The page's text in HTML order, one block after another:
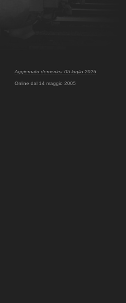
Aggiornato domenica 05 luglio 2026
Online dal 14 maggio 2005